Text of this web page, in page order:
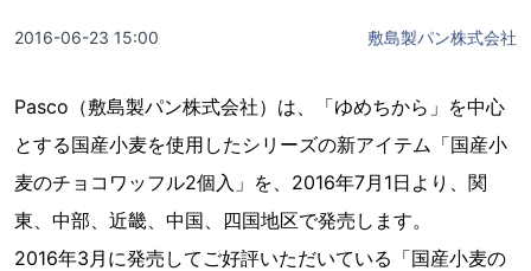
2016-06-23 15:00 敷島製パン株式会社
Pasco（敷島製パン株式会社）は、「ゆめちから」を中心
とする国産小麦を使用したシリーズの新アイテム「国産小
麦のチョコワッフル2個入」を、2016年7月1日より、関
東、中部、近畿、中国、四国地区で発売します。
2016年3月に発売してご好評いただいている「国産小麦の